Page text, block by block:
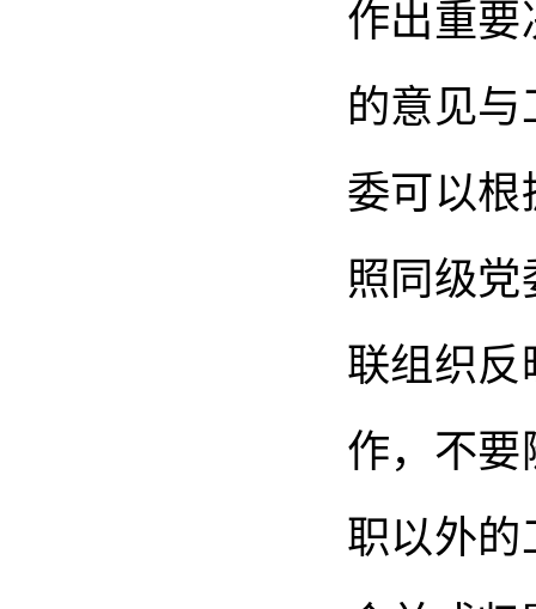
作出重要
的意见
委可以根
照同级
联组织反
作，不要
职以外的